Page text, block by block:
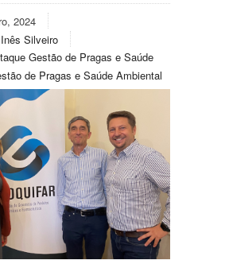
2024
Inês Silveiro
Gestão de Pragas e Saúde
de Pragas e Saúde Ambiental